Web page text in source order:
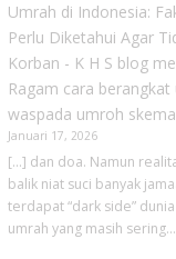
Umrah di Indonesia:
Perlu Diketahui Agar
Korban - K H S blog
Ragam cara
waspada umroh
Januari 17, 2026
[…] dan doa. Namun
balik niat suci banyak
terdapat “dark side”
umrah yang masih sering…